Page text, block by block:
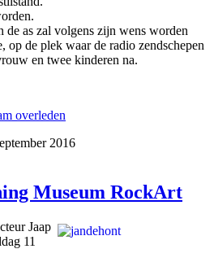
de as zal volgens zijn wens worden
op de plek waar de radio zendschepen
en twee kinderen na.
overleden
2016
Museum RockArt
Jaap
11